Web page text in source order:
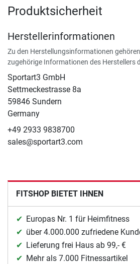
Produktsicherheit
Herstellerinformationen
Zu den Herstellungsinformationen
zugehörige Informationen des Herstellers
Sportart3 GmbH
Settmeckestrasse 8a
59846 Sundern
Germany
+49 2933 9838700
sales@sportart3.com
FITSHOP BIETET IHNEN
Europas Nr. 1 für Heimfitness
über 4.000.000 zufriedene
Lieferung frei Haus ab 99,- €
Mehr als 7.000 Fitnessartikel